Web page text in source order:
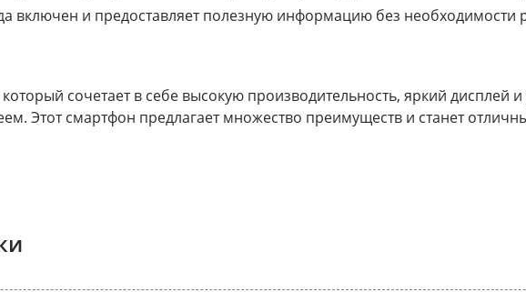
включен и предоставляет полезную информацию без необходимости
сочетает в себе высокую производительность, яркий
Этот смартфон предлагает множество преимуществ и станет